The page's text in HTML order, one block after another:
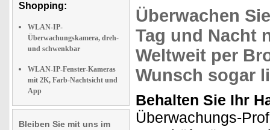
Shopping:
WLAN-IP-
Überwachungskamera, dreh-
und schwenkbar
WLAN-IP-Fenster-Kameras
mit 2K, Farb-Nachtsicht und
App
Bleiben Sie mit uns im
Überwachen
Tag und Nacht
Weltweit per
Wunsch sogar
Behalten Sie Ihr
Überwachungs-